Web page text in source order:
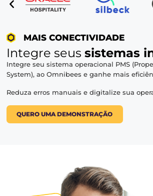
MAIS INTELIGÊNCIA
Flutue tarifas de
e aumente sua
Obtenha dados de mercado e tome
o seu estabelecimento.
QUERO UMA DEMONSTRAÇÃO